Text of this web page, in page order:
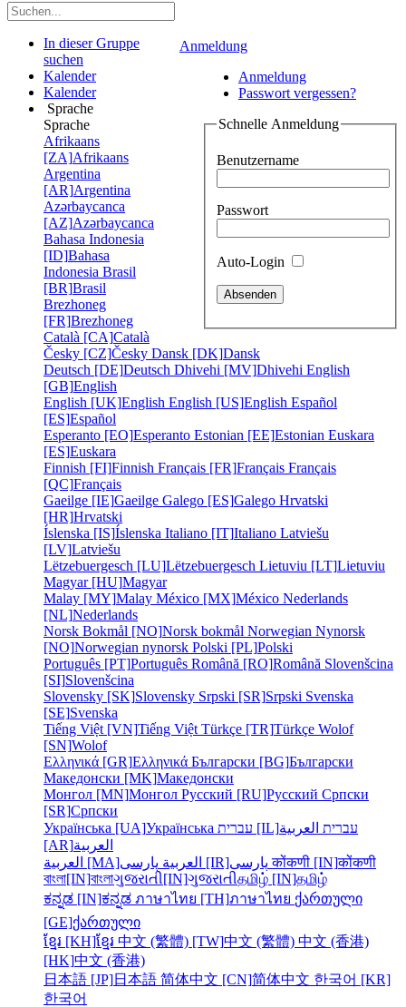
Anmeldung
Anmeldung
Passwort vergessen?
Schnelle Anmeldung
Benutzername
Passwort
Auto-Login
In dieser Gruppe
suchen
Kalender
Kalender
Sprache
Sprache
Afrikaans
[ZA]Afrikaans
Argentina
[AR]Argentina
Azərbaycanca
[AZ]Azərbaycanca
Bahasa Indonesia
[ID]Bahasa
Indonesia Brasil
[BR]Brasil
Brezhoneg
[FR]Brezhoneg
Català [CA]Català
Česky [CZ]Česky Dansk [DK]Dansk
Deutsch [DE]Deutsch Dhivehi [MV]Dhivehi English
[GB]English
English [UK]English English [US]English Español
[ES]Español
Esperanto [EO]Esperanto Estonian [EE]Estonian Euskara
[ES]Euskara
Finnish [FI]Finnish Français [FR]Français Français
[QC]Français
Gaeilge [IE]Gaeilge Galego [ES]Galego Hrvatski
[HR]Hrvatski
Íslenska [IS]Íslenska Italiano [IT]Italiano Latviešu
[LV]Latviešu
Lëtzebuergesch [LU]Lëtzebuergesch Lietuviu [LT]Lietuviu
Magyar [HU]Magyar
Malay [MY]Malay México [MX]México Nederlands
[NL]Nederlands
Norsk Bokmål [NO]Norsk bokmål Norwegian Nynorsk
[NO]Norwegian nynorsk Polski [PL]Polski
Português [PT]Português Română [RO]Română Slovenšcina
[SI]Slovenšcina
Slovensky [SK]Slovensky Srpski [SR]Srpski Svenska
[SE]Svenska
Tiếng Việt [VN]Tiếng Việt Türkçe [TR]Türkçe Wolof
[SN]Wolof
Ελληνικά [GR]Ελληνικά Български [BG]Български
Македонски [MK]Македонски
Монгол [MN]Монгол Русский [RU]Русский Српски
[SR]Српски
Українська [UA]Українська עברית [IL] עברית العربية
[AR]العربية
العربية [MA]
العربية پارسی [IR] پارسیकोंकणी [IN]कोंकणी
বাংলা[IN]বাংলাગુજરાતી[IN]ગુજરાતીதமிழ் [IN]தமிழ்
ಕನ್ನಡ [IN]ಕನ್ನಡ ภาษาไทย [TH]ภาษาไทย ქართული
[GE]ქართული
ខ្មែរ [KH]ខ្មែរ 中文 (繁體) [TW]中文 (繁體) 中文 (香港)
[HK]中文 (香港)
日本語 [JP]日本語 简体中文 [CN]简体中文 한국어 [KR]
한국어